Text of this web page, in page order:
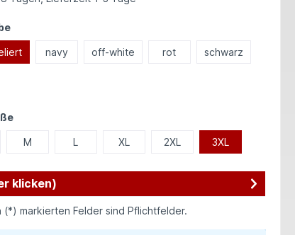
auswählen
navy off-white rot schwarz
auswählen
M L XL 2XL 3XL
klicken)
(*) markierten Felder sind Pflichtfelder.